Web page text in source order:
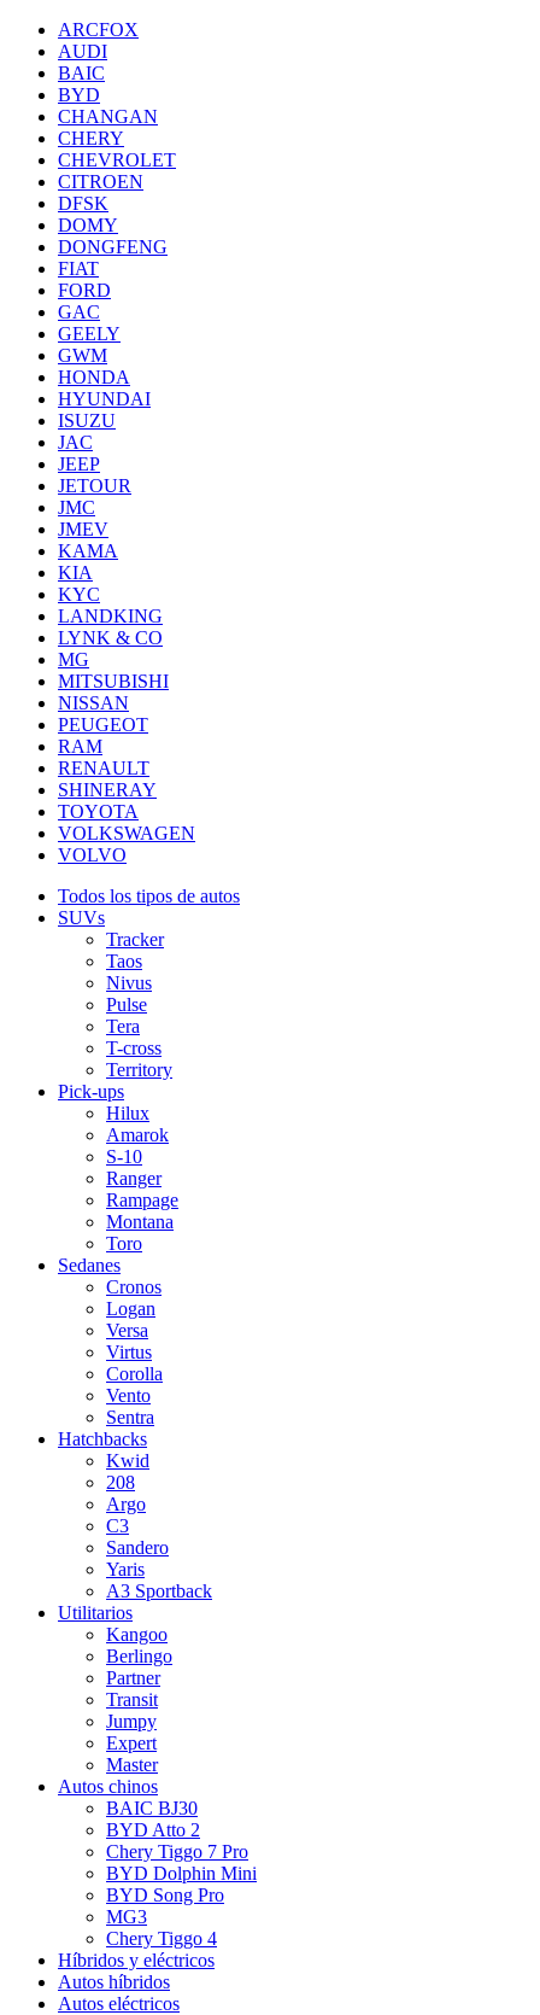
ARCFOX
AUDI
BAIC
BYD
CHANGAN
CHERY
CHEVROLET
CITROEN
DFSK
DOMY
DONGFENG
FIAT
FORD
GAC
GEELY
GWM
HONDA
HYUNDAI
ISUZU
JAC
JEEP
JETOUR
JMC
JMEV
KAMA
KIA
KYC
LANDKING
LYNK & CO
MG
MITSUBISHI
NISSAN
PEUGEOT
RAM
RENAULT
SHINERAY
TOYOTA
VOLKSWAGEN
VOLVO
Todos los tipos de autos
SUVs
Tracker
Taos
Nivus
Pulse
Tera
T-cross
Territory
Pick-ups
Hilux
Amarok
S-10
Ranger
Rampage
Montana
Toro
Sedanes
Cronos
Logan
Versa
Virtus
Corolla
Vento
Sentra
Hatchbacks
Kwid
208
Argo
C3
Sandero
Yaris
A3 Sportback
Utilitarios
Kangoo
Berlingo
Partner
Transit
Jumpy
Expert
Master
Autos chinos
BAIC BJ30
BYD Atto 2
Chery Tiggo 7 Pro
BYD Dolphin Mini
BYD Song Pro
MG3
Chery Tiggo 4
Híbridos y eléctricos
Autos híbridos
Autos eléctricos